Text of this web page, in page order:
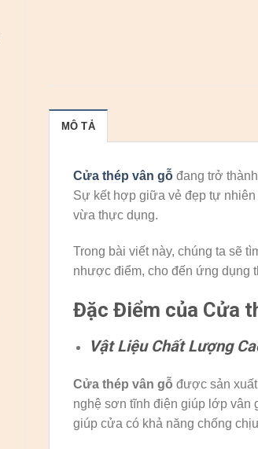
MÔ TẢ
Cửa thép vân gỗđang trở
Sự kết hợp giữa vẻ đẹp tự nhiên
vừa thực dụng.
Trong bài viết này, chúng ta sẽ
nhược điểm, cho đến ứng dụng
Đặc Điểm của Cửa
Vật Liệu Chất Lượng
Cửa thép vân gỗ được sản
nghệ sơn tĩnh điện giúp lớp vân
giúp cửa có khả năng chống